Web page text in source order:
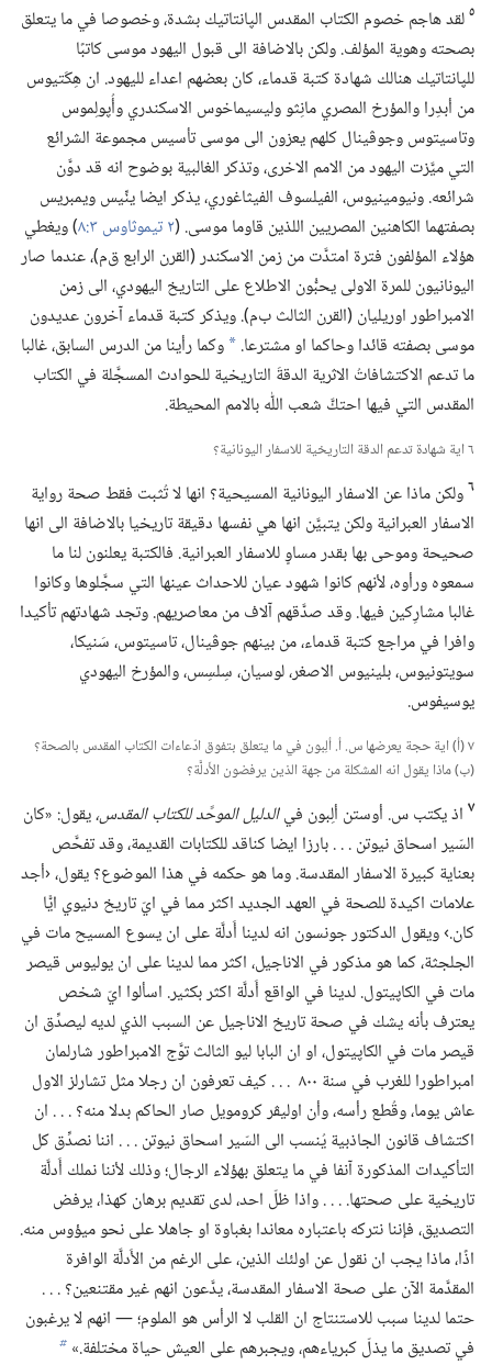
٥لقد هاجم خصوم الكتاب المقدس الپانتاتيك بشدة،‏ وخصوصا في ما يتعلق
بصحته وهوية المؤلف.‏ ولكن بالاضافة الى قبول اليهود موسى كاتبًا
للپانتاتيك هنالك شهادة كتبة قدماء،‏ كان بعضهم اعداء لليهود.‏ ان هِكَتيوس
من أبدِرا والمؤرخ المصري مانِثو وليسيماخوس الاسكندري وأُپولِموس
وتاسيتوس وجوڤينال كلهم يعزون الى موسى تأسيس مجموعة الشرائع
التي ميَّزت اليهود من الامم الاخرى،‏ وتذكر الغالبية بوضوح انه قد دوَّن
شرائعه.‏ ونيومينيوس،‏ الفيلسوف الفيثاغوري،‏ يذكر ايضا ينِّيس ويمبريس
بصفتهما الكاهنين المصريين اللذين قاوما موسى.‏ (‏٢ تيموثاوس ٣:‏٨
‏)‏ ويغطي
هؤلاء المؤلفون فترة امتدَّت من زمن الاسكندر (‏القرن الرابع ق‌م)‏،‏ عندما صار
اليونانيون للمرة الاولى يحبُّون الاطلاع على التاريخ اليهودي،‏ الى زمن
الامبراطور اوريليان (‏القرن الثالث ب‌م)‏.‏ ويذكر كتبة قدماء آخرون عديدون
موسى بصفته قائدا وحاكما او مشترعا.‏ a وكما رأينا من الدرس السابق،‏ غالبا
ما تدعم الاكتشافاتُ الاثرية الدقةَ التاريخية للحوادث المسجَّلة في الكتاب
المقدس التي فيها احتكَّ شعب اللّٰه بالامم المحيطة.‏
٦ اية شهادة تدعم الدقة التاريخية للاسفار اليونانية؟‏
٦ولكن ماذا عن الاسفار اليونانية المسيحية؟‏ انها لا تُثبت فقط صحة رواية
الاسفار العبرانية ولكن يتبيَّن انها هي نفسها دقيقة تاريخيا بالاضافة الى انها
صحيحة وموحى بها بقدر مساوٍ للاسفار العبرانية.‏ فالكتبة يعلنون لنا ما
سمعوه ورأوه،‏ لأنهم كانوا شهود عيان للاحداث عينها التي سجَّلوها وكانوا
غالبا مشارِكين فيها.‏ وقد صدَّقهم آلاف من معاصريهم.‏ وتجد شهادتهم تأكيدا
وافرا في مراجع كتبة قدماء،‏ من بينهم جوڤينال،‏ تاسيتوس،‏ سَنيكا،‏
سويتونيوس،‏ بلينيوس الاصغر،‏ لوسيان،‏ سِلسِس،‏ والمؤرخ اليهودي
يوسيفوس.‏
٧ (‏أ)‏ اية حجة يعرضها س.‏ أ.‏ ألِبون في ما يتعلق بتفوق ادّعاءات الكتاب المقدس بالصحة؟‏
(‏ب)‏ ماذا يقول انه المشكلة من جهة الذين يرفضون الأَدلَّة؟‏
٧ اذ يكتب س.‏ أوستن ألِبون فيالدليل الموحَّد للكتاب المقدس،‏يقول:‏ «كان
السّير اسحاق نيوتن .‏ .‏ .‏ بارزا ايضا كناقد للكتابات القديمة،‏ وقد تفحَّص
بعناية كبيرة الاسفار المقدسة.‏ وما هو حكمه في هذا الموضوع؟‏ يقول،‏ ‹أجد
علامات اكيدة للصحة في العهد الجديد اكثر مما في ايّ تاريخ دنيوي ايًّا
كان.‏› ويقول الدكتور جونسون انه لدينا أَدلَّة على ان يسوع المسيح مات في
الجلجثة،‏ كما هو مذكور في الاناجيل،‏ اكثر مما لدينا على ان يوليوس قيصر
مات في الكاپيتول.‏ لدينا في الواقع أَدلَّة اكثر بكثير.‏ اسألوا ايّ شخص
يعترف بأنه يشك في صحة تاريخ الاناجيل عن السبب الذي لديه ليصدِّق ان
قيصر مات في الكاپيتول،‏ او ان البابا ليو الثالث توَّج الامبراطور شارلمان
امبراطورا للغرب في سنة ٨٠٠ .‏ .‏ .‏ كيف تعرفون ان رجلا مثل تشارلز الاول
عاش يوما،‏ وقُطع رأسه،‏ وأن اوليڤر كرومويل صار الحاكم بدلا منه؟‏ .‏ .‏ .‏ ان
اكتشاف قانون الجاذبية يُنسب الى السّير اسحاق نيوتن .‏ .‏ .‏ اننا نصدِّق كل
التأكيدات المذكورة آنفا في ما يتعلق بهؤلاء الرجال؛‏ وذلك لأننا نملك أَدلَّة
تاريخية على صحتها.‏ .‏ .‏ .‏ واذا ظلّ احد،‏ لدى تقديم برهان كهذا،‏ يرفض
التصديق،‏ فإننا نتركه باعتباره معاندا بغباوة او جاهلا على نحو ميؤوس منه.‏
اذًا،‏ ماذا يجب ان نقول عن اولئك الذين،‏ على الرغم من الأَدلَّة الوافرة
المقدَّمة الآن على صحة الاسفار المقدسة،‏ يدَّعون انهم غير مقتنعين؟‏ .‏ .‏ .‏
حتما لدينا سبب للاستنتاج ان القلب لا الرأس هو الملوم؛‏ —‏ انهم لا يرغبون
في تصديق ما يذلّ كبرياءهم،‏ ويجبرهم على العيش حياة مختلفة.‏»‏ b